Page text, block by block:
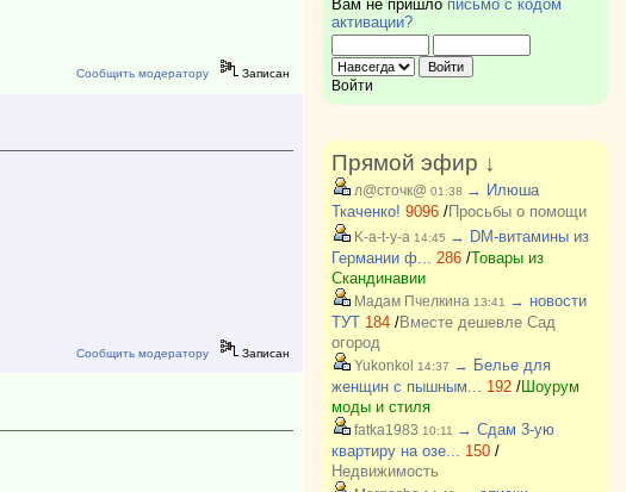
Сообщить модератору Записан
Сообщить модератору Записан
Вам не пришло письмо с кодом
активации?
Войти
Прямой эфир ↓
л@сточк@ 01:38 → Илюша
Ткаченко! 9096/Просьбы о помощи
K-a-t-y-a 14:45 → DM-витамины из
Германии ф... 286/Товары из
Скандинавии
Мадам Пчелкина 13:41
→ новости
ТУТ 184/Вместе дешевле Сад
огород
Yukonkol 14:37 → Белье для
женщин с пышным... 192/Шоурум
моды и стиля
fatka1983 10:11
→ Сдам 3-ую
квартиру на озе... 150/
Недвижимость